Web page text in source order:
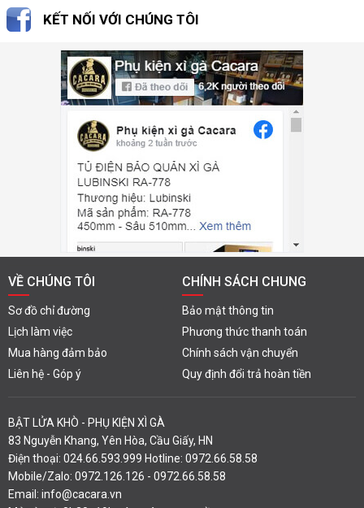
KẾT NỐI VỚI CHÚNG TÔI
VỀ CHÚNG TÔI
Sơ đồ chỉ đường
Lịch làm việc
Mua hàng đảm bảo
Liên hệ - Góp ý
CHÍNH SÁCH CHUNG
Bảo mật thông tin
Phương thức thanh toán
Chính sách vận chuyển
Quy định đổi trả hoàn tiền
BẬT LỬA KHÒ - PHỤ KIỆN XÌ GÀ
83 Nguyễn Khang, Yên Hòa, Cầu Giấy, HN
Điện thoại: 024.66.593.999 Hotline: 0972.66.58.58
Mobile/Zalo: 0972.126.126 - 0972.66.58.58
Email: info@cacara.vn